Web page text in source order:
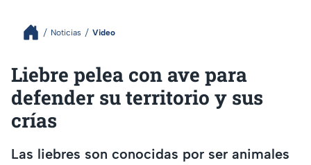
Noticias Video
Liebre pelea con ave para
defender su territorio y sus
crías
Las liebres son conocidas por ser animales